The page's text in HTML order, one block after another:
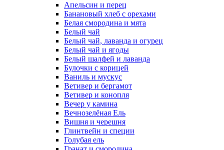
Апельсин и перец
Банановый хлеб с орехами
Белая смородина и мята
Белый чай
Белый чай, лаванда и огурец
Белый чай и ягоды
Белый шалфей и лаванда
Булочки с корицей
Ваниль и мускус
Ветивер и бергамот
Ветивер и конопля
Вечер у камина
Вечнозелёная Ель
Вишня и черешня
Глинтвейн и специи
Голубая ель